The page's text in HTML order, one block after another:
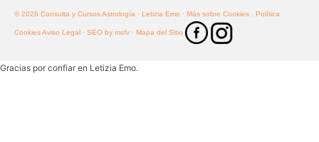
© 2026 Consulta y Cursos Astrología · Letizia Emo · Más sobre Cookies . Política
CookiesAviso Legal · SEO by msfv · Mapa del Sitio
Gracias por confiar en Letizia Emo.